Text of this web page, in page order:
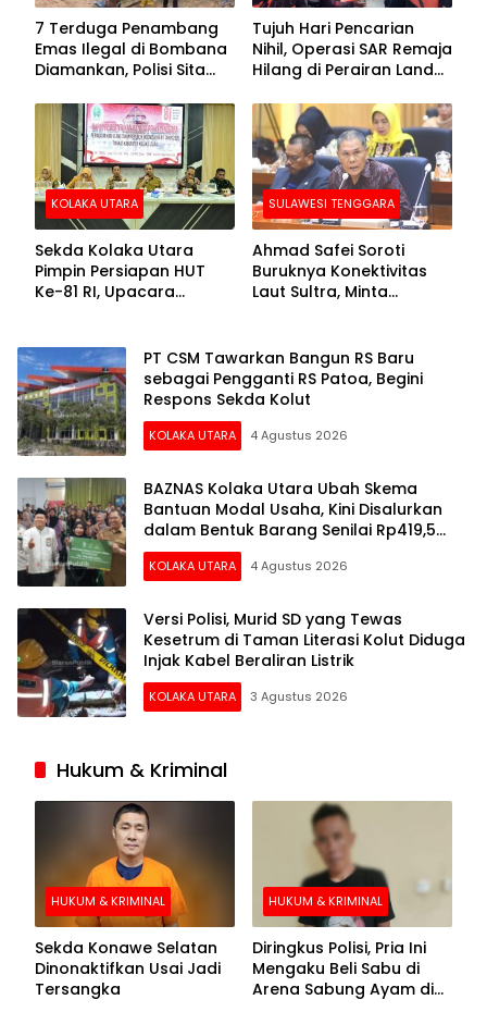
7 Terduga Penambang
Emas Ilegal di Bombana
Diamankan, Polisi Sita
Crusher
Tujuh Hari Pencarian
Nihil, Operasi SAR Remaja
Hilang di Perairan Lande
KOLAKA UTARA
Sekda Kolaka Utara
Pimpin Persiapan HUT
Ke-81 RI, Upacara
SULAWESI TENGGARA
Ahmad Safei Soroti
Buruknya Konektivitas
Laut Sultra, Minta
PT CSM Tawarkan Bangun RS Baru
sebagai Pengganti RS Patoa, Begini
Respons Sekda Kolut
KOLAKA UTARA 4 Agustus 2026
BAZNAS Kolaka Utara Ubah Skema
Bantuan Modal Usaha, Kini Disalurkan
dalam Bentuk Barang Senilai Rp419,5
Juta
KOLAKA UTARA 4 Agustus 2026
Versi Polisi, Murid SD yang Tewas
Kesetrum di Taman Literasi Kolut Diduga
Injak Kabel Beraliran Listrik
KOLAKA UTARA 3 Agustus 2026
Hukum & Kriminal
HUKUM & KRIMINAL
Sekda Konawe Selatan
Dinonaktifkan Usai Jadi
Tersangka
HUKUM & KRIMINAL
Diringkus Polisi, Pria Ini
Mengaku Beli Sabu di
Arena Sabung Ayam di